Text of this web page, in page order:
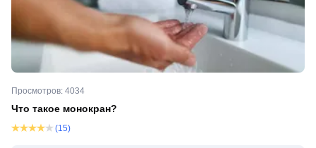
Просмотров: 4034
Что такое монокран?
(15)